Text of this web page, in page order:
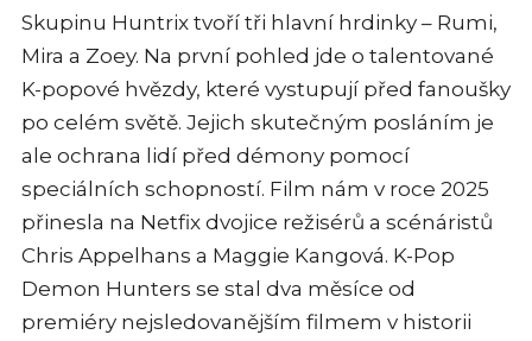
Skupinu Huntrix tvoří tři hlavní hrdinky – Rumi,
Mira a Zoey. Na první pohled jde o talentované
K-popové hvězdy, které vystupují před fanoušky
po celém světě. Jejich skutečným posláním je
ale ochrana lidí před démony pomocí
speciálních schopností. Film nám v roce 2025
přinesla na Netfix dvojice režisérů a scénáristů
Chris Appelhans a Maggie Kangová. K-Pop
Demon Hunters se stal dva měsíce od
premiéry nejsledovanějším filmem v historii